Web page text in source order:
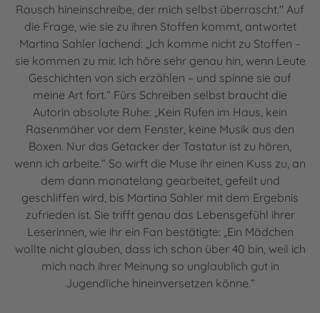
Rausch hineinschreibe, der mich selbst überrascht." Auf
die Frage, wie sie zu ihren Stoffen kommt, antwortet
Martina Sahler lachend: „Ich komme nicht zu Stoffen –
sie kommen zu mir. Ich höre sehr genau hin, wenn Leute
Geschichten von sich erzählen – und spinne sie auf
meine Art fort.“ Fürs Schreiben selbst braucht die
Autorin absolute Ruhe: „Kein Rufen im Haus, kein
Rasenmäher vor dem Fenster, keine Musik aus den
Boxen. Nur das Getacker der Tastatur ist zu hören,
wenn ich arbeite.“ So wirft die Muse ihr einen Kuss zu, an
dem dann monatelang gearbeitet, gefeilt und
geschliffen wird, bis Martina Sahler mit dem Ergebnis
zufrieden ist. Sie trifft genau das Lebensgefühl ihrer
Leserinnen, wie ihr ein Fan bestätigte: „Ein Mädchen
wollte nicht glauben, dass ich schon über 40 bin, weil ich
mich nach ihrer Meinung so unglaublich gut in
Jugendliche hineinversetzen könne.“